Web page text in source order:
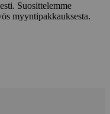
Suosittelemme
myyntipakkauksesta.